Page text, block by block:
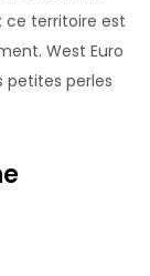
ce territoire est
West Euro
petites perles